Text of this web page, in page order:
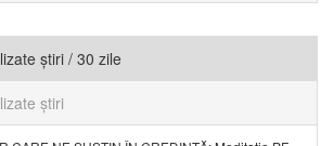
știri / 30 zile
știri